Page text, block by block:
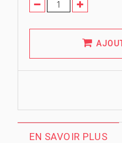
EN SAVOIR PLUS